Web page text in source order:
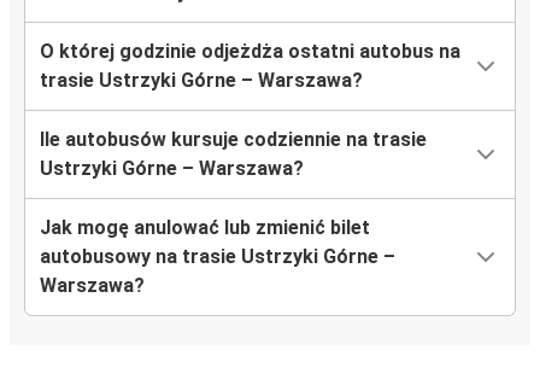
O której godzinie odjeżdża ostatni autobus na
trasie Ustrzyki Górne – Warszawa?
Ile autobusów kursuje codziennie na trasie
Ustrzyki Górne – Warszawa?
Jak mogę anulować lub zmienić bilet
autobusowy na trasie Ustrzyki Górne –
Warszawa?